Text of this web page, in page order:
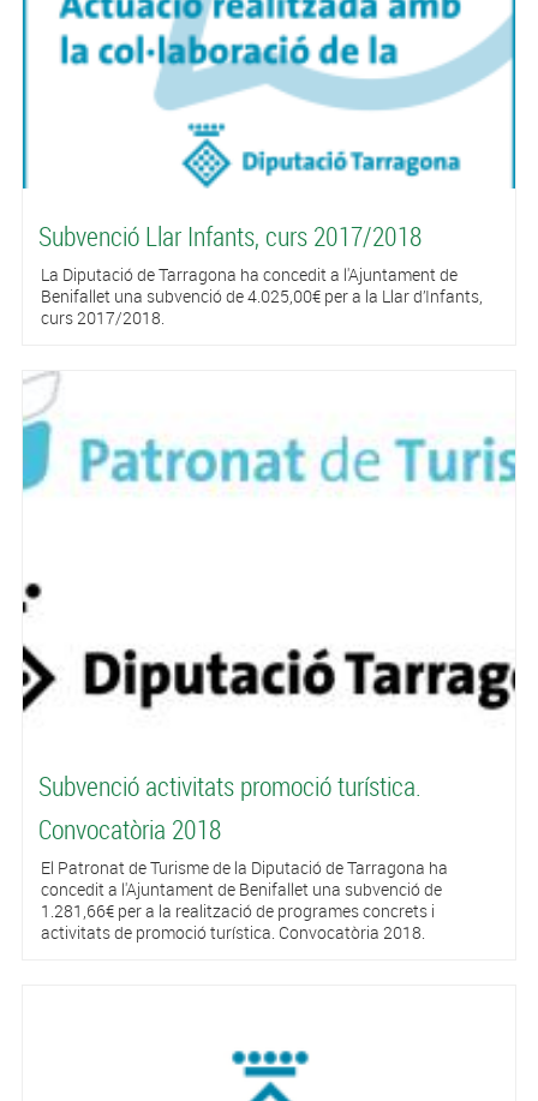
Subvenció Llar Infants, curs 2017/2018
La Diputació de Tarragona ha concedit a l'Ajuntament de
Benifallet una subvenció de 4.025,00€ per a la Llar d’Infants,
curs 2017/2018.
Subvenció activitats promoció turística.
Convocatòria 2018
El Patronat de Turisme de la Diputació de Tarragona ha
concedit a l'Ajuntament de Benifallet una subvenció de
1.281,66€ per a la realització de programes concrets i
activitats de promoció turística. Convocatòria 2018.